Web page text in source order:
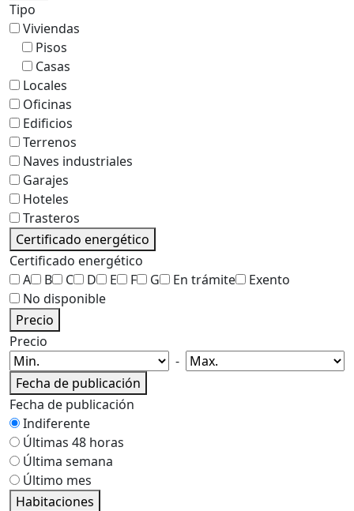
Tipo
Viviendas
Pisos
Casas
Locales
Oficinas
Edificios
Terrenos
Naves industriales
Garajes
Hoteles
Trasteros
Certificado energético
Certificado energético
A
B C D E F G En trámite
Exento
No disponible
Precio
Precio
-
Fecha de publicación
Fecha de publicación
Indiferente
Últimas 48 horas
Última semana
Último mes
Habitaciones